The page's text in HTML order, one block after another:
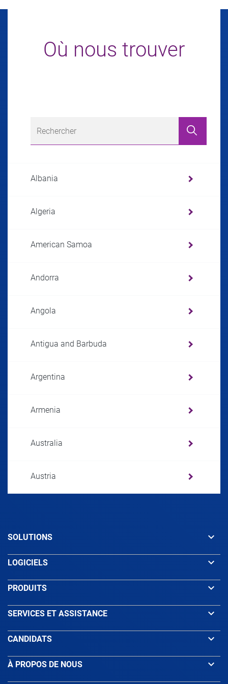
Où nous trouver
Albania
Algeria
American Samoa
Andorra
Angola
Antigua and Barbuda
Argentina
Armenia
Australia
Austria
Bahamas
Bangladesh
Barbados
SOLUTIONS keyboard_arrow_down
LOGICIELS keyboard_arrow_down
PRODUITS keyboard_arrow_down
SERVICES ET ASSISTANCE keyboard_arrow_down
CANDIDATS keyboard_arrow_down
À PROPOS DE NOUS keyboard_arrow_down